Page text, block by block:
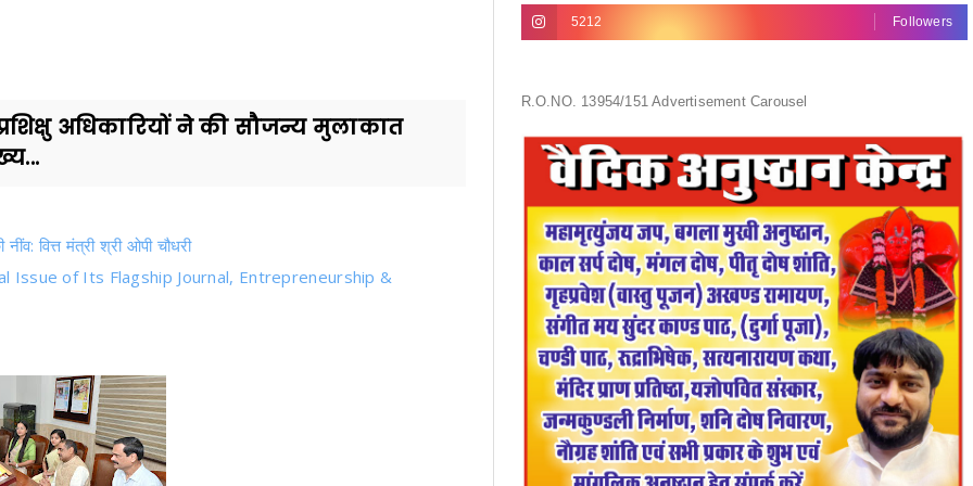
अधिकारियों ने की सौजन्य मुलाकात
वित्त मंत्री श्री ओपी चौधरी
of Its Flagship Journal, Entrepreneurship &
5212 Followers
R.O.NO. 13954/151 Advertisement Carousel